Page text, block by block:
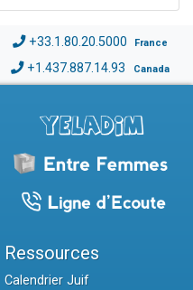
+33.1.80.20.5000 France
+1.437.887.14.93 Canada
Ressources
Calendrier Juif